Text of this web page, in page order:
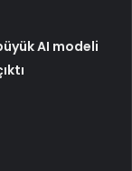
AI modeli